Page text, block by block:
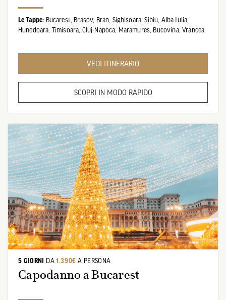
Le Tappe: Bucarest, Brasov, Bran, Sighisoara, Sibiu, Alba Iulia,
Hunedoara, Timisoara, Cluj-Napoca, Maramures, Bucovina, Vrancea
VEDI ITINERARIO
SCOPRI IN MODO RAPIDO
5 GIORNI DA1.390€ A PERSONA
Capodanno a Bucarest